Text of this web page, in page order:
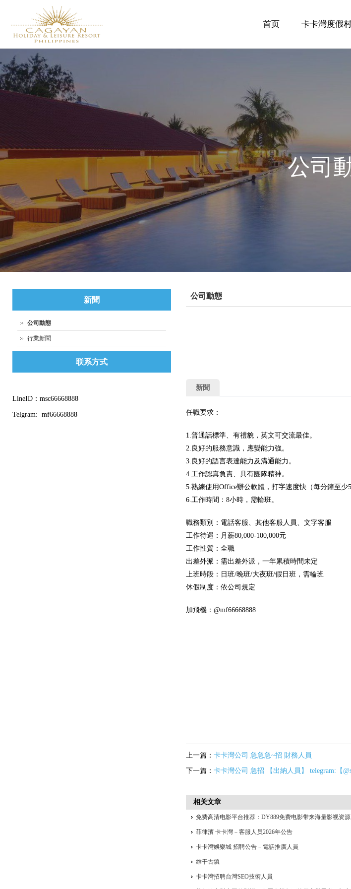
首页 卡卡灣度假
公司
公司動態
新聞
任職要求：
1.普通話標準、有禮貌，英文可交流最佳。
2.良好的服務意識，應變能力強。
3.良好的語言表達能力及溝通能力。
4.工作認真負責、具有團隊精神。
5.熟練使用Office辦公軟體，打字速度快（每分鐘至少
6.工作時間：8小時，需輪班。
職務類別：電話客服、其他客服人員、文字客服
工作待遇：月薪80,000-100,000元
工作性質：全職
出差外派：需出差外派，一年累積時間未定
上班時段：日班/晚班/大夜班/假日班，需輪班
休假制度：依公司規定
加飛機：@mf66668888
上一篇： 卡卡灣公司 急急急~招 財務人員
下一篇： 卡卡灣公司 急招 【出納人員】 telegram:【
相关文章
免费高清电影平台推荐：DY889免费电影带来海量影视资源
菲律濱 卡卡灣－客服人员2026年公告
卡卡灣娛樂城 招聘公告－電話推廣人員
維干古鎮
卡卡灣招聘台灣SEO技術人員
新聞
公司動態
行業新聞
联系方式
LineID：msc66668888
Telgram: mf66668888